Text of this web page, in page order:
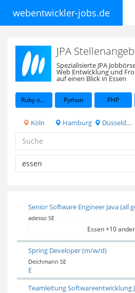
webentwickler-jobs.de
JPA
Spezialisierte JPA
Web Entwicklung und
auf einen Blick in Essen
Ruby on Rails Python PHP
Köln Hamburg Düsseldorf
Senior Software Engineer Java (all
adesso SE
Essen +10
Spring Developer (m/w/d)
Deichmann SE
E
Teamleitung Softwareentwicklung